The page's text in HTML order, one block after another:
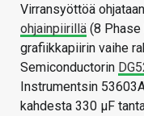
Virransyöttöä
ohjainpiirillä (8 Phase
grafiikkapiirin vaihe
Semiconductorin
Instrumentsin
kahdesta 330 μF